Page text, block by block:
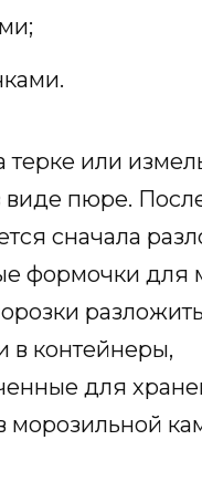
терке или
виде пюре.
сначала
формочки для
в контейнеры,
для
морозильной